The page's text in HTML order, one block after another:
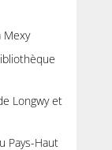
Mexy
Longwy et
Pays-Haut